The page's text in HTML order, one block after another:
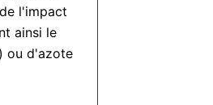
l'impact
ainsi le
ou d'azote